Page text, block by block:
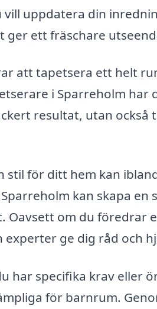
vill uppdatera din
ger ett fräschare
att tapetsera ett helt
i Sparreholm har
resultat, utan
stil för ditt hem kan
kan skapa en
Oavsett om du föredrar
ge dig råd och
har specifika krav eller
för barnrum.